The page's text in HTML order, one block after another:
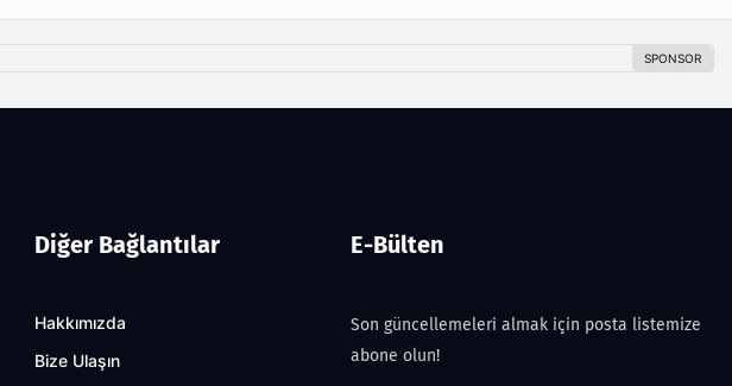
Diğer Bağlantılar
Hakkımızda
Bize Ulaşın
E-Bülten
Son güncellemeleri almak için posta listemize
abone olun!